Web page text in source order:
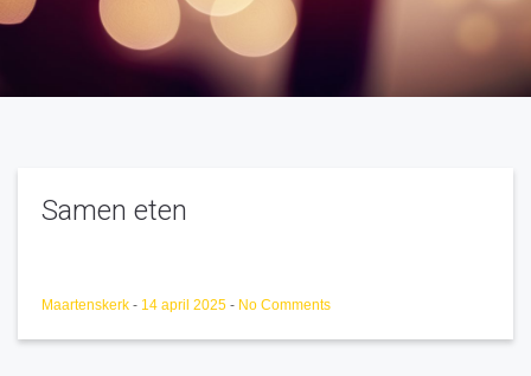
Samen eten
Maartenskerk - 14 april 2025 - No Comments